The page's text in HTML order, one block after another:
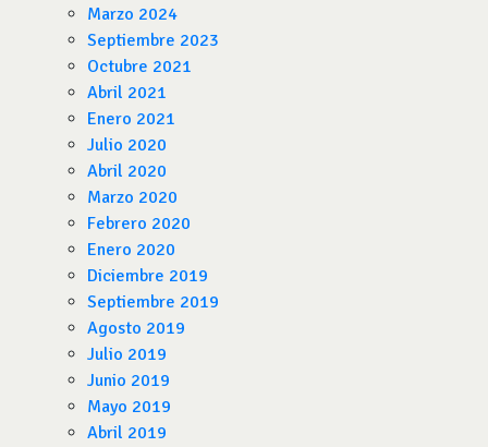
Marzo 2024
Septiembre 2023
Octubre 2021
Abril 2021
Enero 2021
Julio 2020
Abril 2020
Marzo 2020
Febrero 2020
Enero 2020
Diciembre 2019
Septiembre 2019
Agosto 2019
Julio 2019
Junio 2019
Mayo 2019
Abril 2019